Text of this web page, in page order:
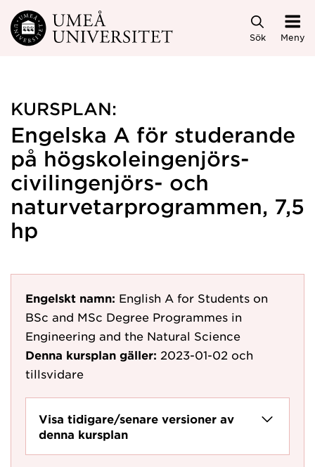
Hoppa direkt till innehållet
Sök Meny
KURSPLAN:
Engelska A för studerande
på högskoleingenjörs-
civilingenjörs- och
naturvetarprogrammen, 7,5
hp
Engelskt namn: English A for Students on
BSc and MSc Degree Programmes in
Engineering and the Natural Science
Denna kursplan gäller: 2023-01-02 och
tillsvidare
Visa tidigare/senare versioner av
denna kursplan